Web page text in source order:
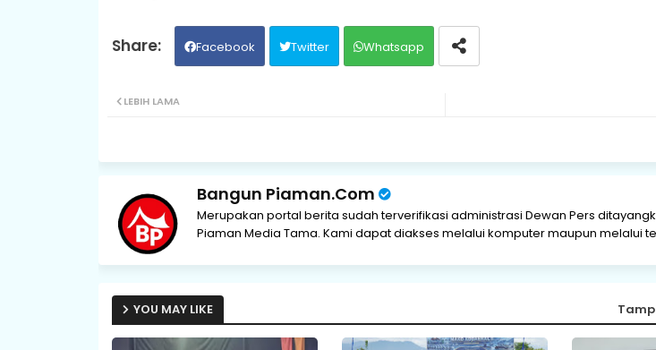
Facebook Twitter Whatsapp
LEBIH LAMA
Bangun Piaman.Com
Merupakan portal berita sudah terverifikasi administrasi Dewan Pers
Piaman Media Tama. Kami dapat diakses melalui komputer maupun melalui
YOU MAY LIKE